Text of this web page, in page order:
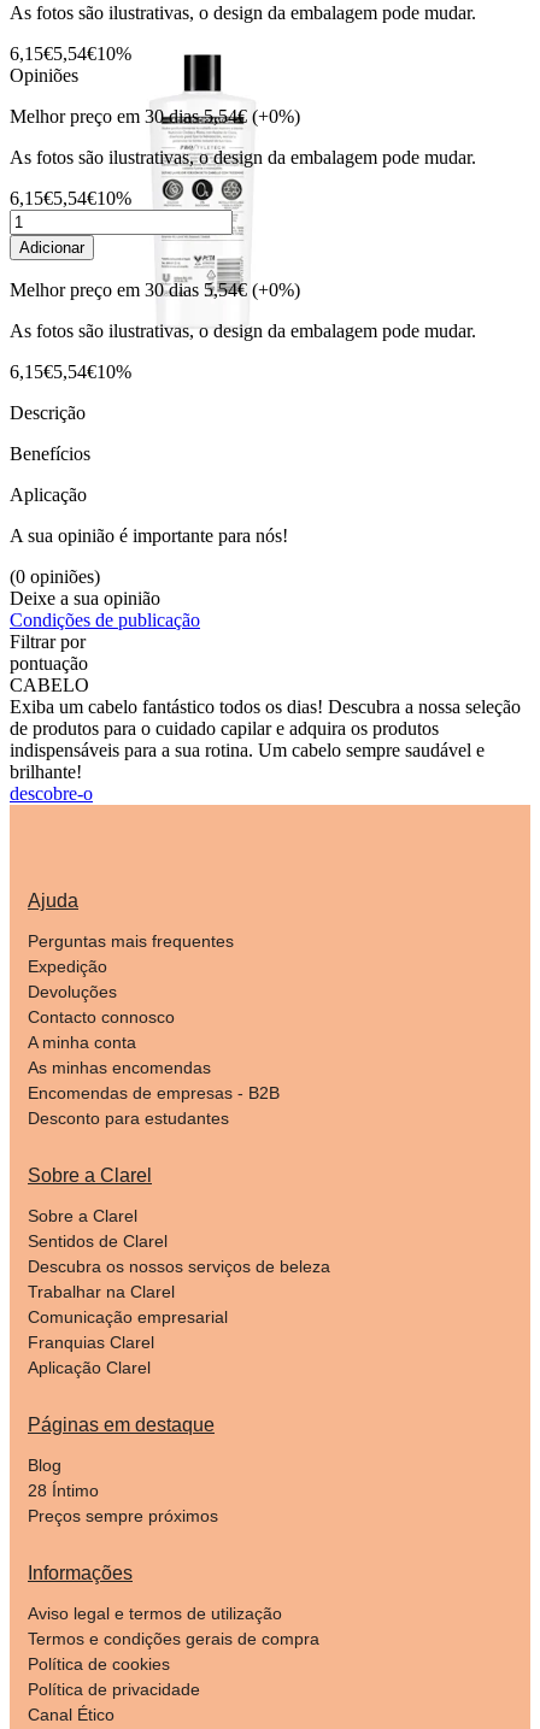
As fotos são ilustrativas, o design da embalagem pode mudar.
6,15€5,54€10%
Opiniões
Melhor preço em 30 dias 5,54€ (+0%)
As fotos são ilustrativas, o design da embalagem pode mudar.
6,15€5,54€10%
Adicionar
Melhor preço em 30 dias 5,54€ (+0%)
As fotos são ilustrativas, o design da embalagem pode mudar.
6,15€5,54€10%
Descrição
Benefícios
Aplicação
A sua opinião é importante para nós!
(0 opiniões)
Deixe a sua opinião
Condições de publicação
Filtrar por
pontuação
CABELO
Exiba um cabelo fantástico todos os dias! Descubra a nossa seleção
de produtos para o cuidado capilar e adquira os produtos
indispensáveis para a sua rotina. Um cabelo sempre saudável e
brilhante!
descobre-o
Ajuda
Perguntas mais frequentes
Expedição
Devoluções
Contacto connosco
A minha conta
As minhas encomendas
Encomendas de empresas - B2B
Desconto para estudantes
Sobre a Clarel
Sobre a Clarel
Sentidos de Clarel
Descubra os nossos serviços de beleza
Trabalhar na Clarel
Comunicação empresarial
Franquias Clarel
Aplicação Clarel
Páginas em destaque
Blog
28 Íntimo
Preços sempre próximos
Informações
Aviso legal e termos de utilização
Termos e condições gerais de compra
Política de cookies
Política de privacidade
Canal Ético